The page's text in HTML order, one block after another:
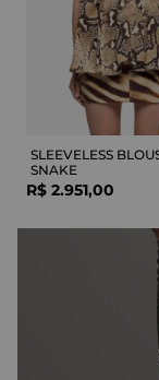
SLEEVELESS
SNAKE
R$ 2.951,00